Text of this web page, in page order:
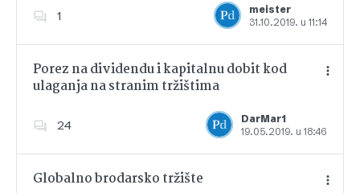
1
meister
31.10.2019. u 11:14
Dodajte u favorite
Porez na dividendu i kapitalnu dobit kod
ulaganja na stranim tržištima
24
DarMar1
19.05.2019. u 18:46
Dodajte u favorite
Globalno brodarsko tržište